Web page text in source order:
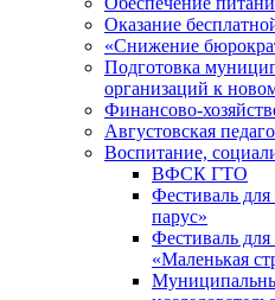
Оказание
«Снижение
Подготовка
организаций к
Финансово-
Августовская
Воспитание,
ВФСК ГТО
Фестиваль
парус»
Фестиваль
«Маленькая